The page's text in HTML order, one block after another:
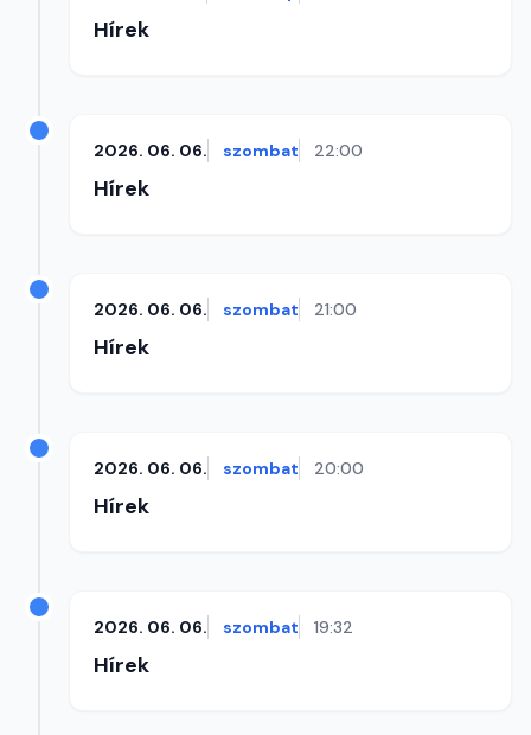
Hírek
2026. 06. 06. szombat 22:00
Hírek
2026. 06. 06. szombat 21:00
Hírek
2026. 06. 06. szombat 20:00
Hírek
2026. 06. 06. szombat 19:32
Hírek